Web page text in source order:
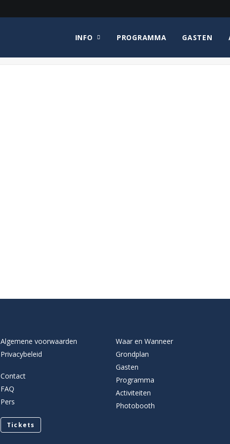
INFO PROGRAMMA GASTEN
Algemene voorwaarden
Privacybeleid
Contact
FAQ
Pers
Tickets
Waar en Wanneer
Grondplan
Gasten
Programma
Activiteiten
Photobooth